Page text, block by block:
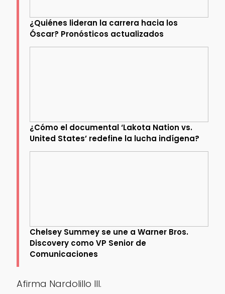
¿Quiénes lideran la carrera hacia los
Óscar? Pronósticos actualizados
¿Cómo el documental ‘Lakota Nation vs.
United States’ redefine la lucha indígena?
Chelsey Summey se une a Warner Bros.
Discovery como VP Senior de
Comunicaciones
Afirma Nardolillo III.